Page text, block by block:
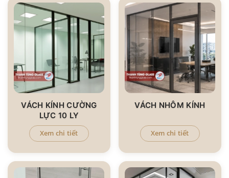
VÁCH KÍNH CƯỜNG
LỰC 10 LY
Xem chi tiết
VÁCH NHÔM KÍNH
Xem chi tiết